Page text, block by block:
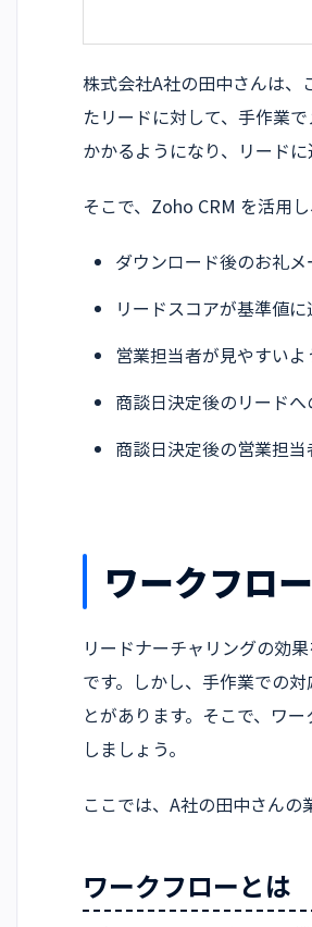
株式会社A社の田中さんは、
たリードに対して、手作業
かかるようになり、リード
そこで、Zoho CRM を活用
ダウンロード後のお礼
リードスコアが基準値
営業担当者が見やすい
商談日決定後のリード
商談日決定後の営業担
ワークフロ
リードナーチャリングの効
です。しかし、手作業での
とがあります。そこで、ワ
しましょう。
ここでは、A社の田中さんの
ワークフローとは